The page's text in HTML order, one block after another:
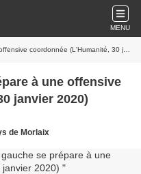
MENU
coordonnée (L'Humanité, 30 janvier 2020)
à une offensive
janvier 2020)
de Morlaix